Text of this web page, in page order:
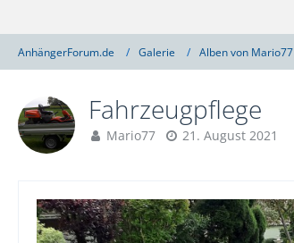
AnhängerForum.de Galerie Alben von Mario77
Fahrzeugpflege
Mario77 21. August 2021